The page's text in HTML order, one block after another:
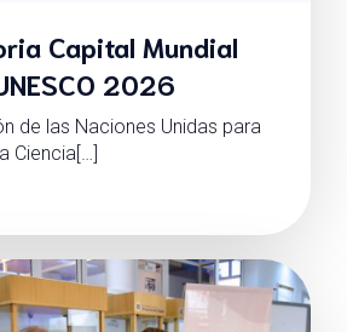
Capital Mundial
2026
de las Naciones Unidas para
Ciencia[…]